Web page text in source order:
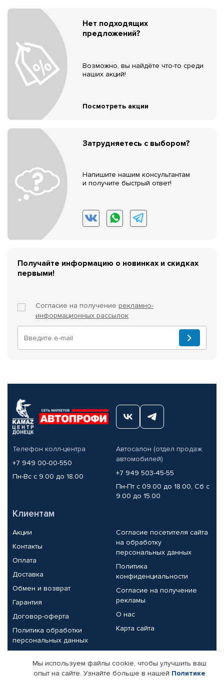
Нет подходящих
предложений?
Возможно, вы найдёте что-то среди
наших акций!
Посмотреть акции
Затрудняетесь с выбором?
Напишите нашим консультантам
и получите быстрый ответ!
Получайте информацию о новинках и скидках
первыми!
Согласие на получение рекламно-
информационных рассылок
Телефон колл-центра
+7 949 00-00-550
Пн-Вс с 9.00 до 18.00
Автосалон (отдел продаж
автомобилей)
+7 949 503-45-55
Пн-Пт с 09.00 до 18.00, Сб с
9.00 до 15.00
Клиентам
Акции
Контакты
Оплата
Доставка
Обмен и возврат
Гарантия
Договор-оферта
Политика обработки
персональных данных
Согласие посетителя сайта
на обработку
персональных данных
Политика
конфиденциальности
Согласие на получение
рекламы
О нас
Карта сайта
Партнерам
Мы используем файлы cookie, чтобы улучшить ваш
опыт на сайте. Узнайте больше в нашей Политике